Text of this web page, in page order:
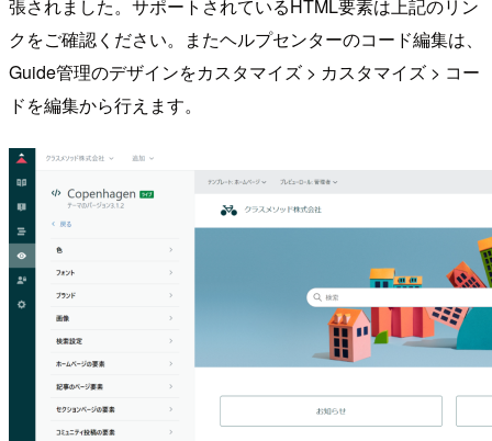
張されました。サポートされているHTML要素は上記のリン
クをご確認ください。またヘルプセンターのコード編集は、
Guide管理のデザインをカスタマイズ > カスタマイズ > コー
ドを編集から行えます。